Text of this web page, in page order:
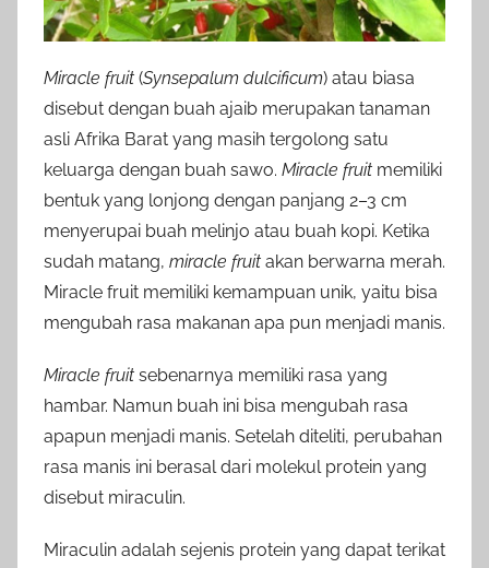
Miracle fruit (Synsepalum dulcificum) atau biasa
disebut dengan buah ajaib merupakan tanaman
asli Afrika Barat yang masih tergolong satu
keluarga dengan buah sawo. Miracle fruit memiliki
bentuk yang lonjong dengan panjang 2–3 cm
menyerupai buah melinjo atau buah kopi. Ketika
sudah matang, miracle fruit akan berwarna merah.
Miracle fruit memiliki kemampuan unik, yaitu bisa
mengubah rasa makanan apa pun menjadi manis.
Miracle fruit sebenarnya memiliki rasa yang
hambar. Namun buah ini bisa mengubah rasa
apapun menjadi manis. Setelah diteliti, perubahan
rasa manis ini berasal dari molekul protein yang
disebut miraculin.
Miraculin adalah sejenis protein yang dapat terikat